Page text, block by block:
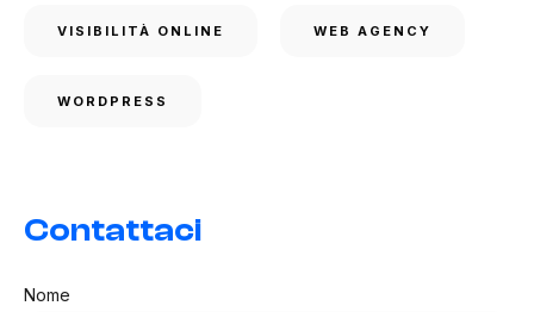
VISIBILITÀ ONLINE WEB AGENCY
WORDPRESS
Contattaci
Nome